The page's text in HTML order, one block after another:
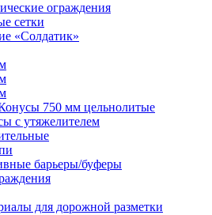
ограждения
сетки
«Солдатик»
750 мм цельнолитые
с утяжелителем
барьеры/буферы
для дорожной разметки